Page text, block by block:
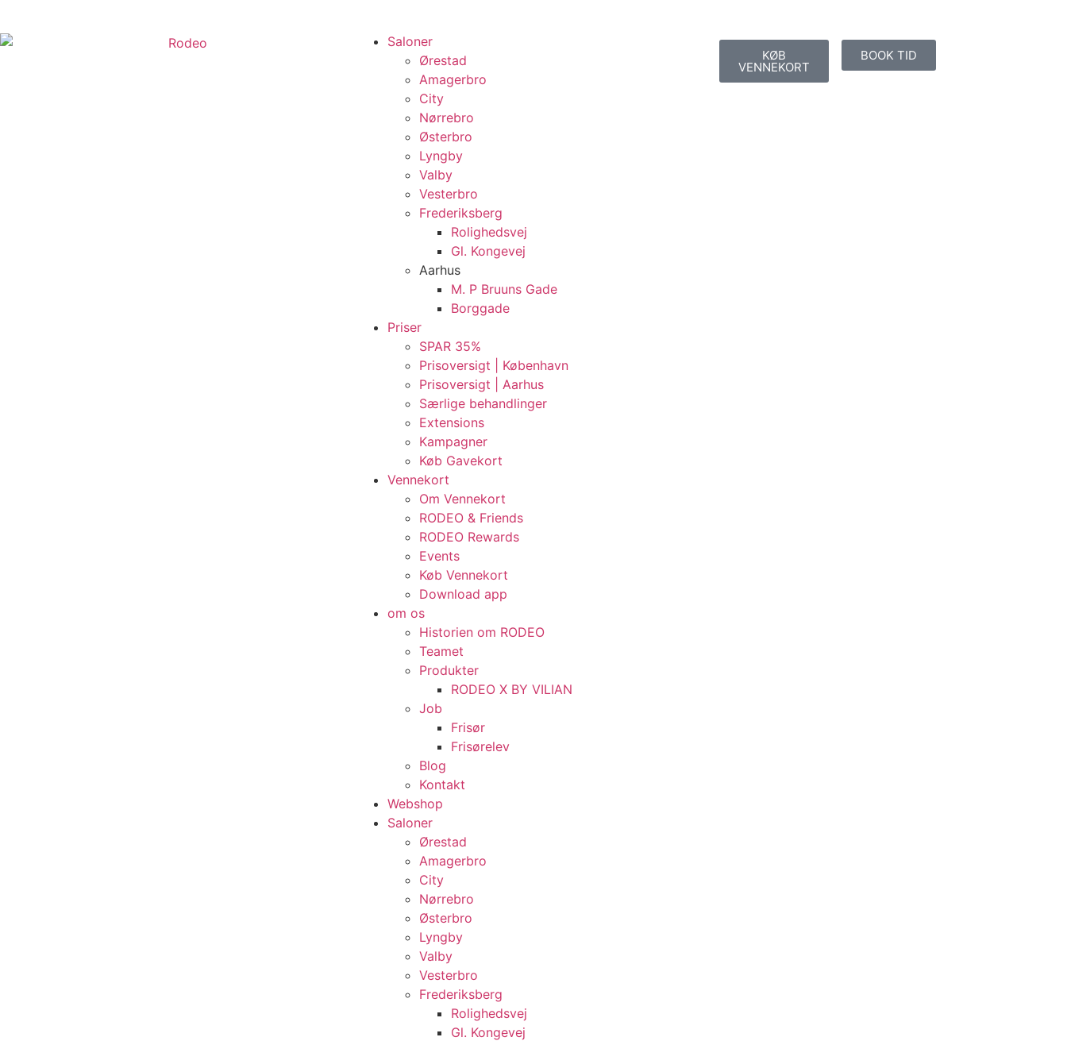
Saloner
Ørestad
Amagerbro
City
Nørrebro
Østerbro
Lyngby
Valby
Vesterbro
Frederiksberg
Rolighedsvej
Gl. Kongevej
Aarhus
M. P Bruuns Gade
Borggade
Priser
SPAR 35%
Prisoversigt | København
Prisoversigt | Aarhus
Særlige behandlinger
Extensions
Kampagner
Køb Gavekort
Vennekort
Om Vennekort
RODEO & Friends
RODEO Rewards
Events
Køb Vennekort
Download app
om os
Historien om RODEO
Teamet
Produkter
RODEO X BY VILIAN
Job
Frisør
Frisørelev
Blog
Kontakt
Webshop
Saloner
Ørestad
Amagerbro
City
Nørrebro
Østerbro
Lyngby
Valby
Vesterbro
Frederiksberg
Rolighedsvej
Gl. Kongevej
KØB
VENNEKORT
BOOK TID